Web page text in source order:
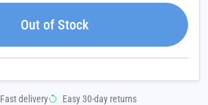
Out of Stock
Fast delivery Easy 30-day returns